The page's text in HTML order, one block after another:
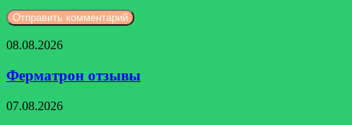
Ферматрон
08.08.2026
Ферматрон отзывы
Компания
07.08.2026